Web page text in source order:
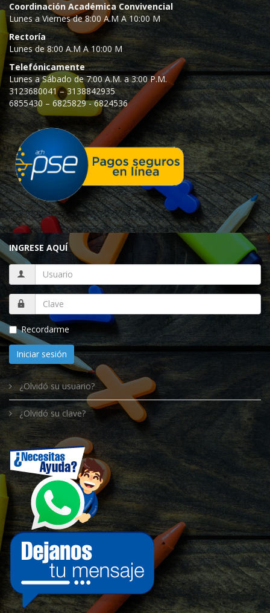
Coordinación Académica Convivencial
Lunes a Viernes de 8:00 A.M A 10:00 M
Rectoría
Lunes de 8:00 A.M A 10:00 M
Telefónicamente
Lunes a Sábado de 7:00 A.M. a 3:00 P.M.
3123680041 – 3138842935
6855430 – 6825829 - 6824536
INGRESE AQUÍ
Recordarme
Iniciar sesión
¿Olvidó su usuario?
¿Olvidó su clave?